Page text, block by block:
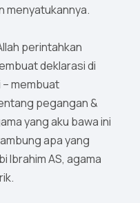
menyatukannya.
perintahkan
deklarasi di
– membuat
pegangan &
yang aku bawa ini
apa yang
Ibrahim AS, agama